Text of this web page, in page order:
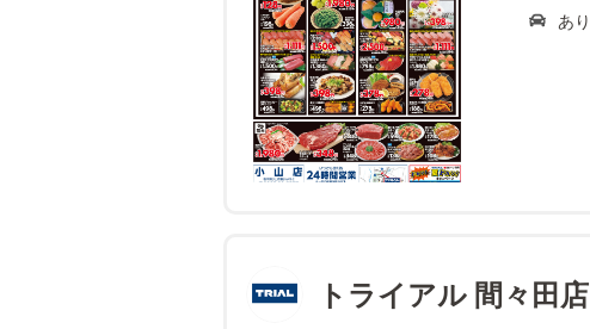
あり
トライアル 間々田店